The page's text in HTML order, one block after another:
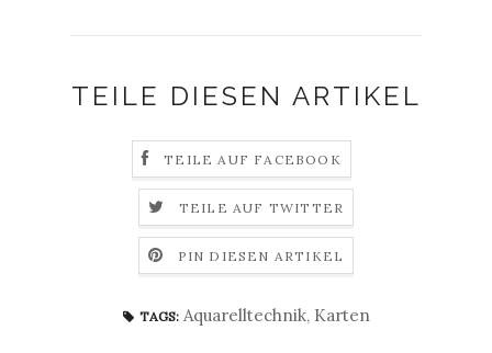
TEILE DIESEN ARTIKEL
TEILE AUF FACEBOOK
TEILE AUF TWITTER
PIN DIESEN ARTIKEL
TAGS: Aquarelltechnik, Karten